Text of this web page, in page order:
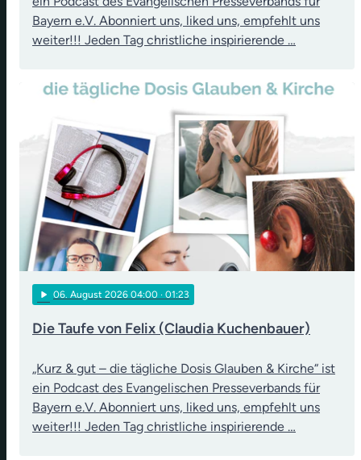
Bayern e.V. Abonniert uns, liked uns, empfehlt uns
weiter!!! Jeden Tag christliche inspirierende …
play_arrow 06. August 2026 04:00 · 01:23
Die Taufe von Felix (Claudia Kuchenbauer)
„Kurz & gut – die tägliche Dosis Glauben & Kirche“ ist
ein Podcast des Evangelischen Presseverbands für
Bayern e.V. Abonniert uns, liked uns, empfehlt uns
weiter!!! Jeden Tag christliche inspirierende …